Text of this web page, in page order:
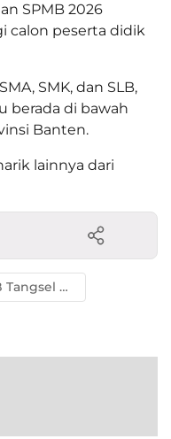
SPMB 2026
calon peserta didik
SMK, dan SLB,
berada di bawah
Banten.
lainnya dari
SPMB Tangsel 2026